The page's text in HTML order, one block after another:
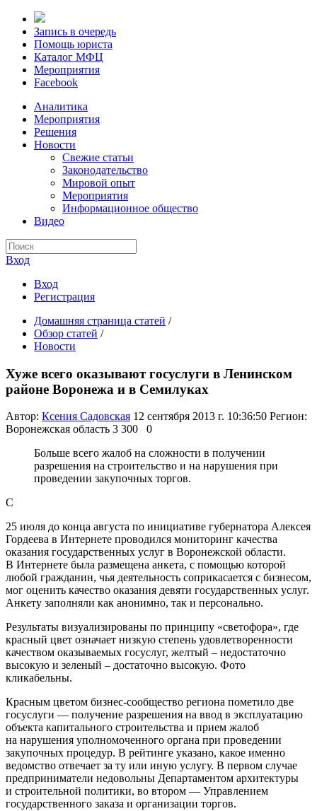
Запись в очередь
Помощь юриста
Каталог МФЦ
Мероприятия
Facebook
Аналитика
Мероприятия
Решения
Новости
Свежие статьи
Законодательство
Мировой опыт
Мероприятия
Информационное общество
Видео
Вход
Вход
Регистрация
Домашняя страница статей /
Обзор статей /
Новости
Хуже всего оказывают госуслуги в Ленинском
районе Воронежа и в Семилуках
Автор: Ксения Садовская 12 сентября 2013 г. 10:36:50 Регион:
Воронежская область 3 300 0
Больше всего жалоб на сложности в получении
разрешения на строительство и на нарушения при
проведении закупочных торгов.
С
25 июля до конца августа по инициативе губернатора Алексея
Гордеева в Интернете проводился мониторинг качества
оказания государственных услуг в Воронежской области.
В Интернете была размещена анкета, с помощью которой
любой гражданин, чья деятельность соприкасается с бизнесом,
мог оценить качество оказания девяти государственных услуг.
Анкету заполняли как анонимно, так и персонально.
Результаты визуализированы по принципу «светофора», где
красный цвет означает низкую степень удовлетворенности
качеством оказываемых госуслуг, желтый – недостаточно
высокую и зеленый – достаточно высокую. Фото
кликабельны.
Красным цветом бизнес-сообщество региона пометило две
госуслуги — получение разрешения на ввод в эксплуатацию
объекта капитального строительства и прием жалоб
на нарушения уполномоченного органа при проведении
закупочных процедур. В рейтинге указано, какое именно
ведомство отвечает за ту или иную услугу. В первом случае
предприниматели недовольны Департаментом архитектуры
и строительной политики, во втором — Управлением
государственного заказа и организации торгов.